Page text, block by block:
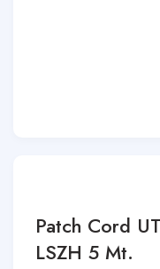
Patch Cord
LSZH 5 Mt.